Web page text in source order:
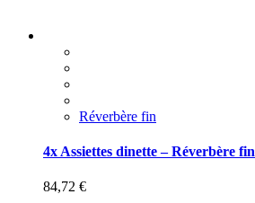
Réverbère fin
4x Assiettes dinette – Réverbère fin
84,72 €